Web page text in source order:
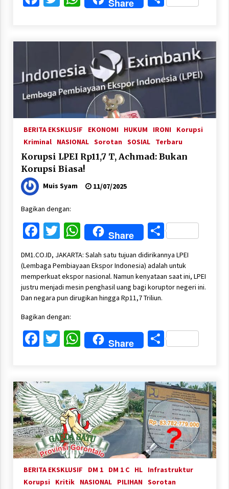
Share
BERITA EKSKLUSIF EKONOMI HUKUM IRONI
Korupsi
Kriminal
NASIONAL Sorotan SOSIAL Terbaru
Korupsi LPEI Rp11,7 T, Achmad: Bukan
Korupsi Biasa!
Muis Syam 11/07/2025
Bagikan dengan:
Facebook
Twitter
WhatsApp
Share Share
DM1.CO.ID, JAKARTA: Salah satu tujuan didirikannya LPEI
(Lembaga Pembiayaan Ekspor Indonesia) adalah untuk
memperkuat ekspor nasional. Namun kenyataan saat ini, LPEI
justru menjadi mesin penghasil uang bagi koruptor negeri ini.
Dan negara pun dirugikan hingga Rp11,7 Triliun.
Bagikan dengan:
Facebook
Twitter
WhatsApp
Share Share
BERITA EKSKLUSIF DM 1 DM 1 C HL
Infrastruktur
Korupsi
Kritik NASIONAL PILIHAN Sorotan